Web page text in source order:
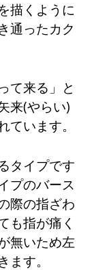
描くように
通ったカク
て来る」と
来(やらい)
ています。
タイプです
プのバース
際の指ざわ
も指が痛く
無いため左
す。